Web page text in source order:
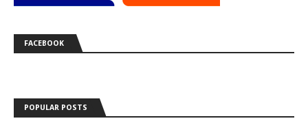
FACEBOOK
POPULAR POSTS